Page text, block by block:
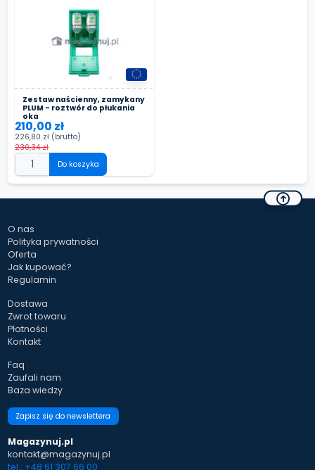
Zestaw naścienny, zamykany
PLUM - roztwór do płukania
oka
210,00 zł
226,80 zł (brutto)
230,34 zł
Do koszyka
O nas
Polityka prywatności
Oferta
Jak kupować?
Regulamin
Dostawa
Zwrot towaru
Płatności
Kontakt
Faq
Zaufali nam
Baza wiedzy
Zapisz się do newslettera
Magazynuj.pl
kontakt@magazynuj.pl
tel.: +48 61 307 66 00